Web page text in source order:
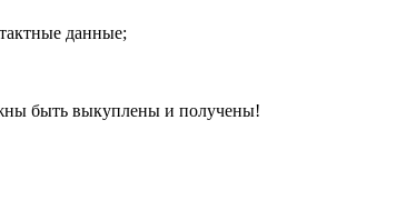
данные;
быть выкуплены и получены!